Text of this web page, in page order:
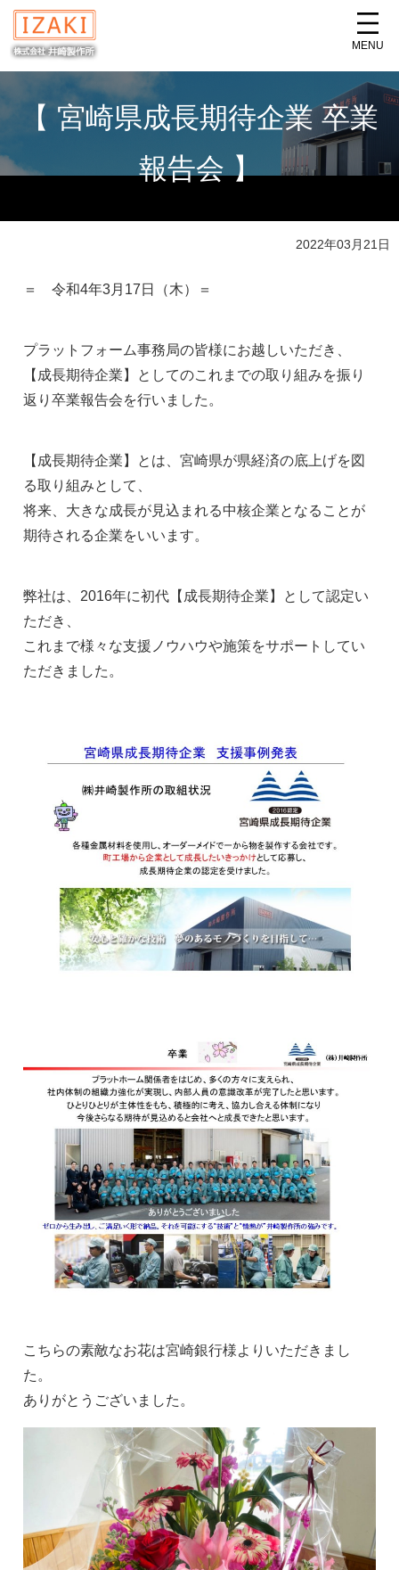
MENU
【 宮崎県成長期待企業 卒業
報告会 】
2022年03月21日
＝ 令和4年3月17日（木）＝
プラットフォーム事務局の皆様にお越しいただき、
【成長期待企業】としてのこれまでの取り組みを振り
返り卒業報告会を行いました。
【成長期待企業】とは、宮崎県が県経済の底上げを図
る取り組みとして、
将来、大きな成長が見込まれる中核企業となることが
期待される企業をいいます。
弊社は、2016年に初代【成長期待企業】として認定い
ただき、
これまで様々な支援ノウハウや施策をサポートしてい
ただきました。
こちらの素敵なお花は宮崎銀行様よりいただきまし
た。
ありがとうございました。